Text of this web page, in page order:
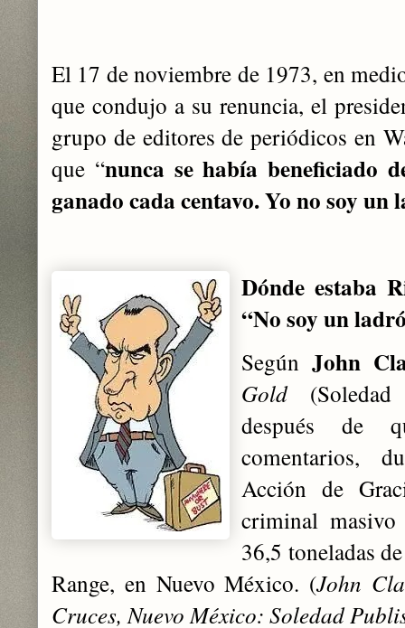
El 17 de noviembre de 1973, en
que condujo a su renuncia, el
grupo de editores de periódicos en
que “nunca se había beneficiado
ganado cada centavo. Yo no soy un
Dónde estaba
“No soy un
Según John
Gold(Soledad
después de
comentarios,
Acción de
criminal
36,5 toneladas
Range, en Nuevo México. (John
Cruces, Nuevo México: Soledad